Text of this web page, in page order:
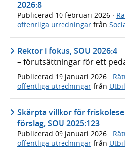
2026:8
Publicerad 10 februari 2026 ·
offentliga utredningar från
Rektor i fokus, SOU 2026:4
– förutsättningar för ett
Publicerad 19 januari 2026 ·
offentliga utredningar från
Skärpta villkor för
förslag, SOU 2025:123
Publicerad 09 januari 2026 ·
offentliga utredningar från